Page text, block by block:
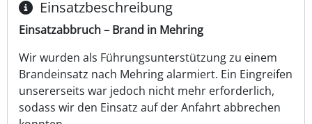
Einsatzbeschreibung
Einsatzabbruch – Brand in Mehring
Wir wurden als Führungsunterstützung zu einem
Brandeinsatz nach Mehring alarmiert. Ein Eingreifen
unsererseits war jedoch nicht mehr erforderlich,
sodass wir den Einsatz auf der Anfahrt abbrechen